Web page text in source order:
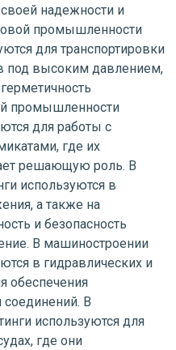
надежности и
промышленности
для транспортировки
под высоким давлением,
промышленности
для работы с
где их
решающую роль. В
используются в
а также на
и безопасность
В машиностроении
в гидравлических и
обеспечения
соединений. В
используются для
где они